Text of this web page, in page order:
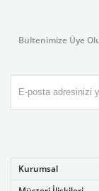
Bültenimize Üye
Kurumsal